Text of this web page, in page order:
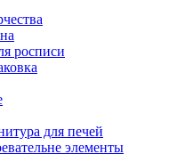
росписи
для печей
элементы